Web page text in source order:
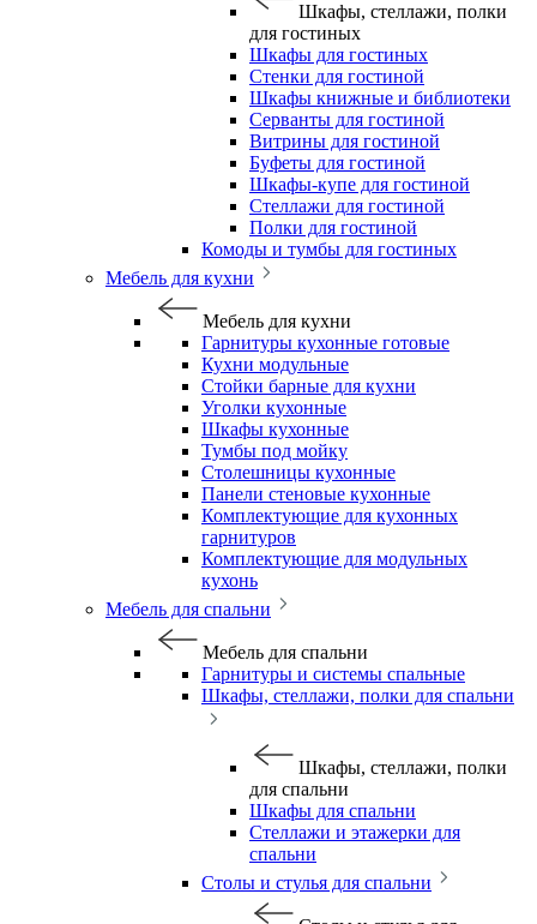
Шкафы, стеллажи, полки
для гостиных
Шкафы для гостиных
Стенки для гостиной
Шкафы книжные и библиотеки
Серванты для гостиной
Витрины для гостиной
Буфеты для гостиной
Шкафы-купе для гостиной
Стеллажи для гостиной
Полки для гостиной
Комоды и тумбы для гостиных
Мебель для кухни
Мебель для кухни
Гарнитуры кухонные готовые
Кухни модульные
Стойки барные для кухни
Уголки кухонные
Шкафы кухонные
Тумбы под мойку
Столешницы кухонные
Панели стеновые кухонные
Комплектующие для кухонных
гарнитуров
Комплектующие для модульных
кухонь
Мебель для спальни
Мебель для спальни
Гарнитуры и системы спальные
Шкафы, стеллажи, полки для спальни
Шкафы, стеллажи, полки
для спальни
Шкафы для спальни
Стеллажи и этажерки для
спальни
Столы и стулья для спальни